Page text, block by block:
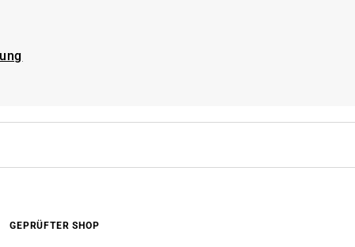
GEPRÜFTER SHOP